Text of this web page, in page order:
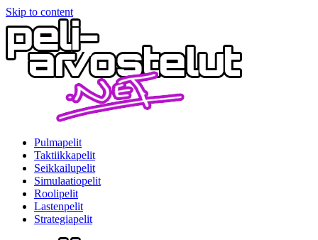
Skip to content
Pulmapelit
Taktiikkapelit
Seikkailupelit
Simulaatiopelit
Roolipelit
Lastenpelit
Strategiapelit